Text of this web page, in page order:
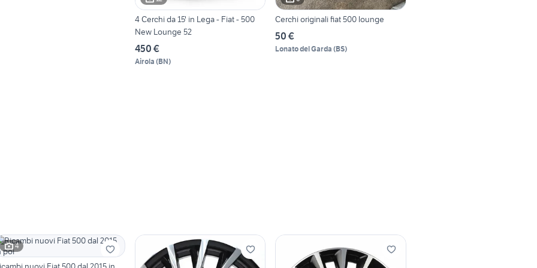
4 Cerchi da 15' in Lega - Fiat - 500
New Lounge 52
450 €
Airola (BN)
Cerchi originali fiat 500 lounge
50 €
Lonato del Garda (BS)
4